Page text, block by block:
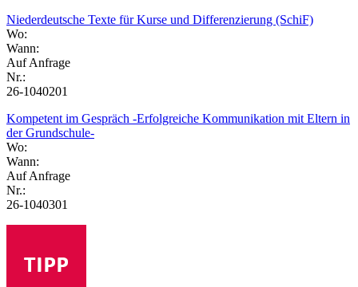
Niederdeutsche Texte für Kurse und Differenzierung (SchiF)
Wo:
Wann:
Auf Anfrage
Nr.:
26-1040201
Kompetent im Gespräch -Erfolgreiche Kommunikation mit Eltern in
der Grundschule-
Wo:
Wann:
Auf Anfrage
Nr.:
26-1040301